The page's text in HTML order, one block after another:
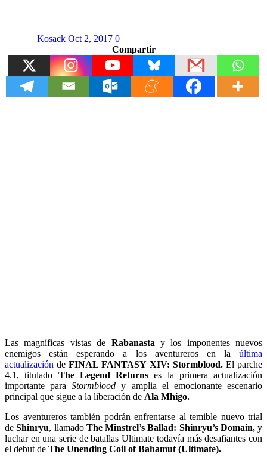
Kosack Oct 2, 2017 0
Compartir
Las magníficas vistas de Rabanasta y los imponentes nuevos
enemigos están esperando a los aventureros en la última
actualización deFINAL FANTASY XIV: Stormblood. El parche
4.1, titulado The Legend Returns es la primera actualización
importante paraStormbloody amplia el emocionante escenario
principal que sigue a la liberación de Ala Mhigo.
Los aventureros también podrán enfrentarse al temible nuevo trial
deShinryu, llamado The Minstrel’s Ballad: Shinryu’s Domain,y
luchar en una serie de batallas Ultimate todavía más desafiantes con
el debut de The Unending Coil of Bahamut (Ultimate).